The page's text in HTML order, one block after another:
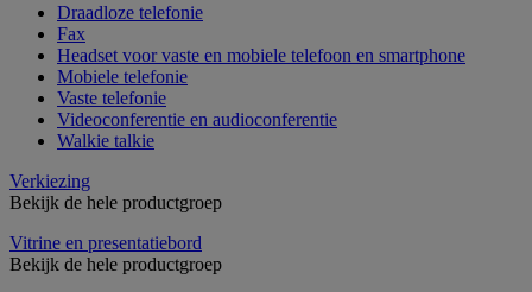
Draadloze telefonie
Fax
Headset voor vaste en mobiele telefoon en smartphone
Mobiele telefonie
Vaste telefonie
Videoconferentie en audioconferentie
Walkie talkie
Verkiezing
Bekijk de hele productgroep
Vitrine en presentatiebord
Bekijk de hele productgroep